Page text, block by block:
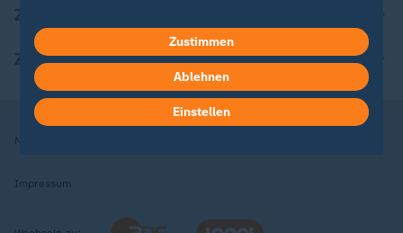
ZDFheute Apps
Nutzungsbedingungen
Impressum
in deinen Einstellungen widerrufen oder ändern.
Hier findest du das Impressum.
Weitere Informationen findest du in unserer
Datenschutzerklärung.
Zustimmen
Ablehnen
Einstellen